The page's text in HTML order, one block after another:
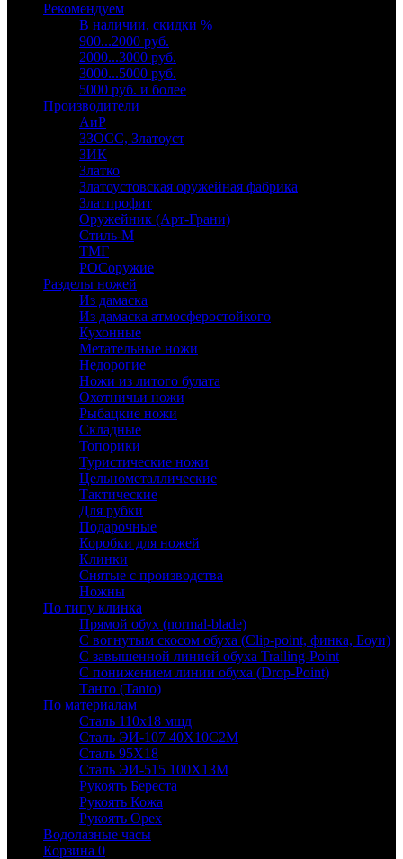
Рекомендуем
В наличии, скидки %
900...2000 руб.
2000...3000 руб.
3000...5000 руб.
5000 руб. и более
Производители
АиР
ЗЗОСС, Златоуст
ЗИК
Златко
Златоустовская оружейная фабрика
Златпрофит
Оружейник (Арт-Грани)
Стиль-М
ТМГ
РОСоружие
Разделы ножей
Из дамаска
Из дамаска атмосферостойкого
Кухонные
Метательные ножи
Недорогие
Ножи из литого булата
Охотничьи ножи
Рыбацкие ножи
Складные
Топорики
Туристические ножи
Цельнометаллические
Тактические
Для рубки
Подарочные
Коробки для ножей
Клинки
Снятые с производства
Ножны
По типу клинка
Прямой обух (normal-blade)
С вогнутым скосом обуха (Clip-point, финка, Боуи)
С завышенной линией обуха Trailing-Point
С понижением линии обуха (Drop-Point)
Танто (Tanto)
По материалам
Сталь 110х18 мшд
Сталь ЭИ-107 40Х10С2М
Сталь 95Х18
Сталь ЭИ-515 100Х13М
Рукоять Береста
Рукоять Кожа
Рукоять Орех
Водолазные часы
Корзина 0